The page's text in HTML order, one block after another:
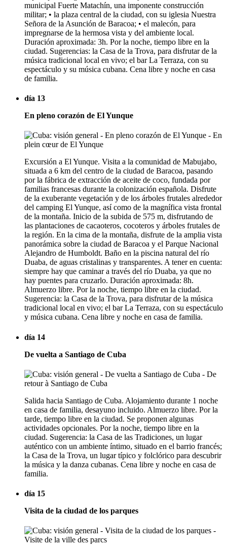
municipal Fuerte Matachín, una imponente construcción
militar; • la plaza central de la ciudad, con su iglesia Nuestra
Señora de la Asunción de Baracoa; • el malecón, para
impregnarse de la hermosa vista y del ambiente local.
Duración aproximada: 3h. Por la noche, tiempo libre en la
ciudad. Sugerencias: la Casa de la Trova, para disfrutar de la
música tradicional local en vivo; el bar La Terraza, con su
espectáculo y su música cubana. Cena libre y noche en casa
de familia.
día 13
En pleno corazón de El Yunque
Excursión a El Yunque. Visita a la comunidad de Mabujabo,
situada a 6 km del centro de la ciudad de Baracoa, pasando
por la fábrica de extracción de aceite de coco, fundada por
familias francesas durante la colonización española. Disfrute
de la exuberante vegetación y de los árboles frutales alrededor
del camping El Yunque, así como de la magnífica vista frontal
de la montaña. Inicio de la subida de 575 m, disfrutando de
las plantaciones de cacaoteros, cocoteros y árboles frutales de
la región. En la cima de la montaña, disfrute de la amplia vista
panorámica sobre la ciudad de Baracoa y el Parque Nacional
Alejandro de Humboldt. Baño en la piscina natural del río
Duaba, de aguas cristalinas y transparentes. A tener en cuenta:
siempre hay que caminar a través del río Duaba, ya que no
hay puentes para cruzarlo. Duración aproximada: 8h.
Almuerzo libre. Por la noche, tiempo libre en la ciudad.
Sugerencia: la Casa de la Trova, para disfrutar de la música
tradicional local en vivo; el bar La Terraza, con su espectáculo
y música cubana. Cena libre y noche en casa de familia.
día 14
De vuelta a Santiago de Cuba
Salida hacia Santiago de Cuba. Alojamiento durante 1 noche
en casa de familia, desayuno incluido. Almuerzo libre. Por la
tarde, tiempo libre en la ciudad. Se proponen algunas
actividades opcionales. Por la noche, tiempo libre en la
ciudad. Sugerencia: la Casa de las Tradiciones, un lugar
auténtico con un ambiente íntimo, situado en el barrio francés;
la Casa de la Trova, un lugar típico y folclórico para descubrir
la música y la danza cubanas. Cena libre y noche en casa de
familia.
día 15
Visita de la ciudad de los parques